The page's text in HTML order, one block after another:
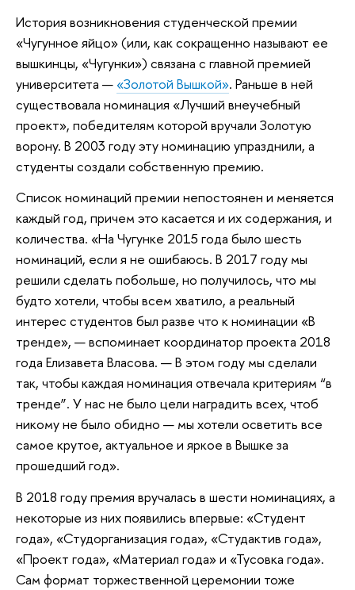
История возникновения студенческой премии
«Чугунное яйцо» (или, как сокращенно называют ее
вышкинцы, «Чугунки») связана с главной премией
университета — «Золотой Вышкой». Раньше в ней
существовала номинация «Лучший внеучебный
проект», победителям которой вручали Золотую
ворону. В 2003 году эту номинацию упразднили, а
студенты создали собственную премию.
Список номинаций премии непостоянен и меняется
каждый год, причем это касается и их содержания, и
количества. «На Чугунке 2015 года было шесть
номинаций, если я не ошибаюсь. В 2017 году мы
решили сделать побольше, но получилось, что мы
будто хотели, чтобы всем хватило, а реальный
интерес студентов был разве что к номинации «В
тренде», — вспоминает координатор проекта 2018
года Елизавета Власова. — В этом году мы сделали
так, чтобы каждая номинация отвечала критериям “в
тренде”. У нас не было цели наградить всех, чтоб
никому не было обидно — мы хотели осветить все
самое крутое, актуальное и яркое в Вышке за
прошедший год».
В 2018 году премия вручалась в шести номинациях, а
некоторые из них появились впервые: «Студент
года», «Студорганизация года», «Студактив года»,
«Проект года», «Материал года» и «Тусовка года».
Сам формат торжественной церемонии тоже